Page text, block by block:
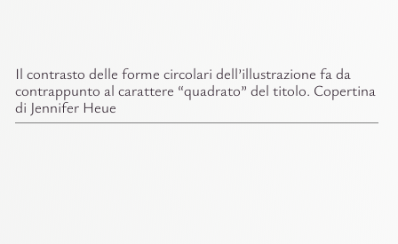
Il contrasto delle forme circolari dell’illustrazione fa da
contrappunto al carattere “quadrato” del titolo. Copertina
di Jennifer Heue